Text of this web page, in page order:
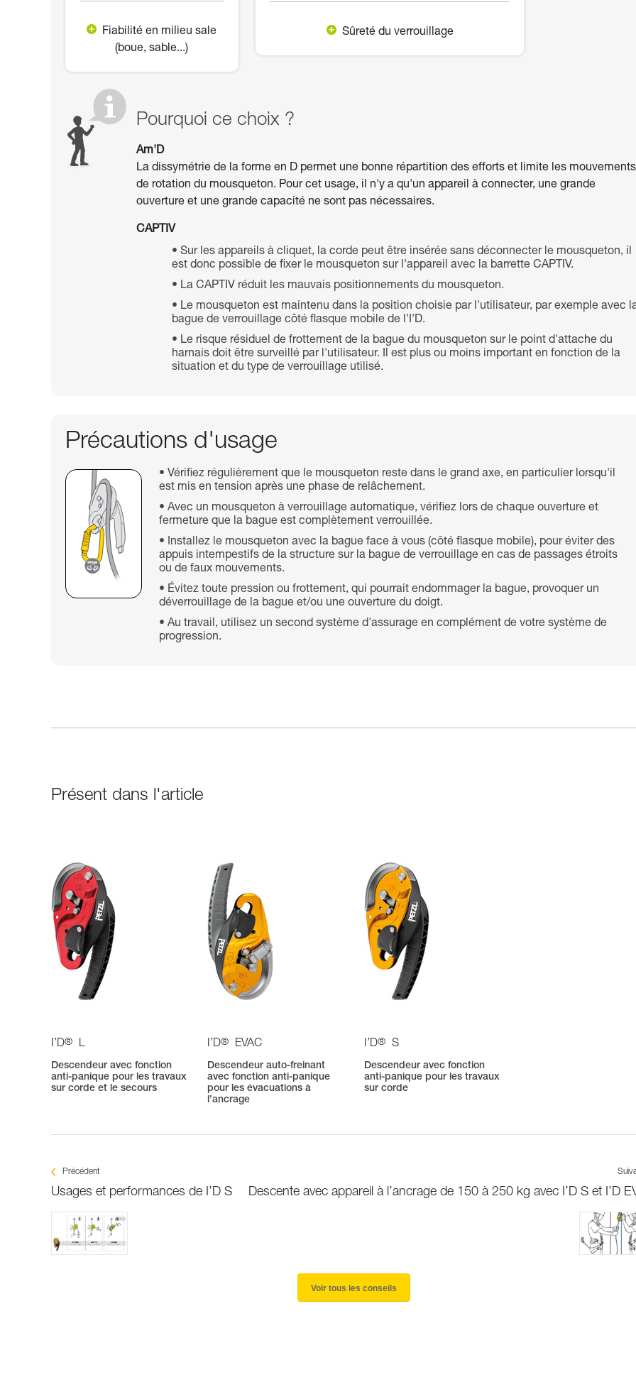
Fiabilité en milieu sale
(boue, sable...)
Sûreté du verrouillage
Pourquoi ce choix ?
Am'D
La dissymétrie de la forme en D permet une bonne répartition des efforts et limite les mouvements
de rotation du mousqueton. Pour cet usage, il n'y a qu'un appareil à connecter, une grande
ouverture et une grande capacité ne sont pas nécessaires.
CAPTIV
Sur les appareils à cliquet, la corde peut être insérée sans déconnecter le mousqueton, il
est donc possible de fixer le mousqueton sur l'appareil avec la barrette CAPTIV.
La CAPTIV réduit les mauvais positionnements du mousqueton.
Le mousqueton est maintenu dans la position choisie par l'utilisateur, par exemple avec
bague de verrouillage côté flasque mobile de l'I'D.
Le risque résiduel de frottement de la bague du mousqueton sur le point d'attache du
harnais doit être surveillé par l'utilisateur. Il est plus ou moins important en fonction de la
situation et du type de verrouillage utilisé.
Précautions d'usage
Vérifiez régulièrement que le mousqueton reste dans le grand axe, en particulier lorsqu'il
est mis en tension après une phase de relâchement.
Avec un mousqueton à verrouillage automatique, vérifiez lors de chaque ouverture et
fermeture que la bague est complètement verrouillée.
Installez le mousqueton avec la bague face à vous (côté flasque mobile), pour éviter des
appuis intempestifs de la structure sur la bague de verrouillage en cas de passages étroits
ou de faux mouvements.
Évitez toute pression ou frottement, qui pourrait endommager la bague, provoquer un
déverrouillage de la bague et/ou une ouverture du doigt.
Au travail, utilisez un second système d'assurage en complément de votre système de
progression.
Présent dans l'article
I’D® L
Descendeur avec fonction
anti-panique pour les travaux
sur corde et le secours
I’D® EVAC
Descendeur auto-freinant
avec fonction anti-panique
pour les évacuations à
l’ancrage
I’D® S
Descendeur avec fonction
anti-panique pour les travaux
sur corde
Précédent
Usages et performances de I’D S Descente avec appareil à l’ancrage de 150 à 250 kg avec I’D S et I’D
Voir tous les conseils